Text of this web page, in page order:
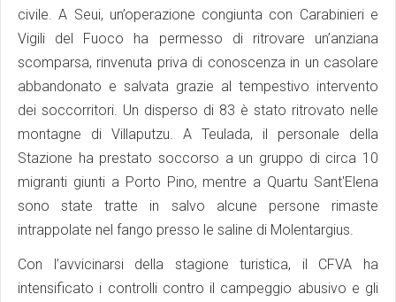
civile. A Seui, un’operazione congiunta con Carabinieri e
Vigili del Fuoco ha permesso di ritrovare un’anziana
scomparsa, rinvenuta priva di conoscenza in un casolare
abbandonato e salvata grazie al tempestivo intervento
dei soccorritori. Un disperso di 83 è stato ritrovato nelle
montagne di Villaputzu. A Teulada, il personale della
Stazione ha prestato soccorso a un gruppo di circa 10
migranti giunti a Porto Pino, mentre a Quartu Sant'Elena
sono state tratte in salvo alcune persone rimaste
intrappolate nel fango presso le saline di Molentargius.
Con l’avvicinarsi della stagione turistica, il CFVA ha
intensificato i controlli contro il campeggio abusivo e gli